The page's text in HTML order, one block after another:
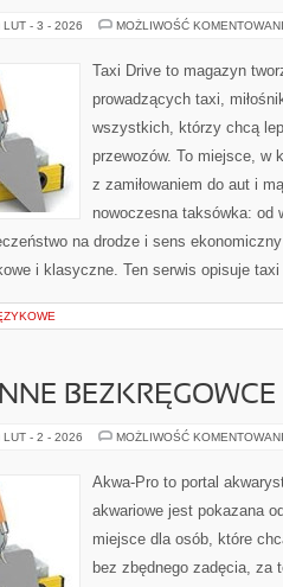
LUT - 3 - 2026 MOŻLIWOŚĆ
Taxi Drive to magazyn
prowadzących taxi,
wszystkich, którzy chcą
przewozów. To miejsce, w
z zamiłowaniem do aut i
nowoczesna taksówka: od
na drodze i sens
i klasyczne. Ten serwis opisuje
BEZKRĘGOWCE
LUT - 2 - 2026 MOŻLIWOŚĆ
Akwa-Pro to portal
akwariowe jest pokazana
miejsce dla osób, które
bez zbędnego zadęcia, za